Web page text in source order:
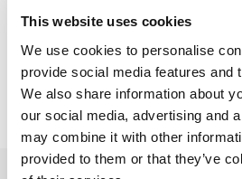
This website uses cookies
We use cookies to personalise
provide social media features and
We also share information about
our social media, advertising and
may combine it with other
provided to them or that they’ve
Egen tilluftskanal er spesielt viktig
energieffektive boliger, der
avgjørende for god forbrenning og
ildstedet.